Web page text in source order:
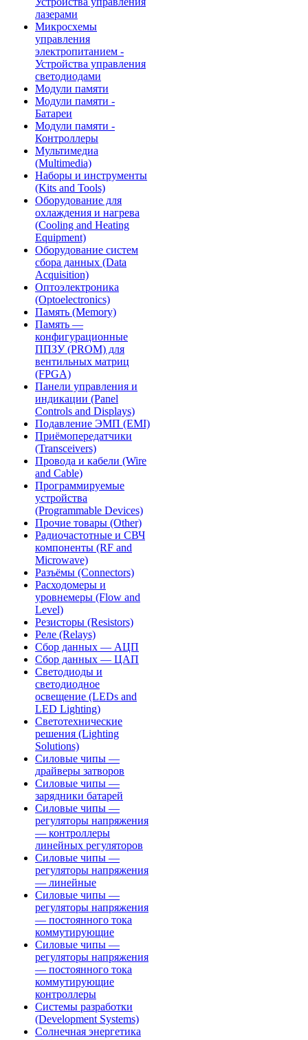
лазерами
Микросхемы
управления
электропитанием -
Устройства управления
светодиодами
Модули памяти
Модули памяти -
Батареи
Модули памяти -
Контроллеры
Мультимедиа
(Multimedia)
Наборы и инструменты
(Kits and Tools)
Оборудование для
охлаждения и нагрева
(Cooling and Heating
Equipment)
Оборудование систем
сбора данных (Data
Acquisition)
Оптоэлектроника
(Optoelectronics)
Память (Memory)
Память —
конфигурационные
ППЗУ (PROM) для
вентильных матриц
(FPGA)
Панели управления и
индикации (Panel
Controls and Displays)
Подавление ЭМП (EMI)
Приёмопередатчики
(Transceivers)
Провода и кабели (Wire
and Cable)
Программируемые
устройства
(Programmable Devices)
Прочие товары (Other)
Радиочастотные и СВЧ
компоненты (RF and
Microwave)
Разъёмы (Connectors)
Расходомеры и
уровнемеры (Flow and
Level)
Резисторы (Resistors)
Реле (Relays)
Сбор данных — АЦП
Сбор данных — ЦАП
Светодиоды и
светодиодное
освещение (LEDs and
LED Lighting)
Светотехнические
решения (Lighting
Solutions)
Силовые чипы —
драйверы затворов
Силовые чипы —
зарядники батарей
Силовые чипы —
регуляторы напряжения
— контроллеры
линейных регуляторов
Силовые чипы —
регуляторы напряжения
— линейные
Силовые чипы —
регуляторы напряжения
— постоянного тока
коммутирующие
Силовые чипы —
регуляторы напряжения
— постоянного тока
коммутирующие
контроллеры
Системы разработки
(Development Systems)
Солнечная энергетика